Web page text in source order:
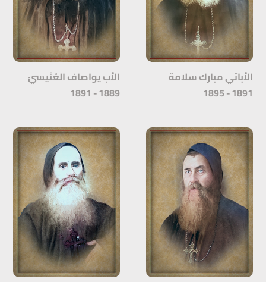
الأباتي مبارك سلامة
1891 - 1895
الأب يواصاف العُنَيسيّ
1889 - 1891